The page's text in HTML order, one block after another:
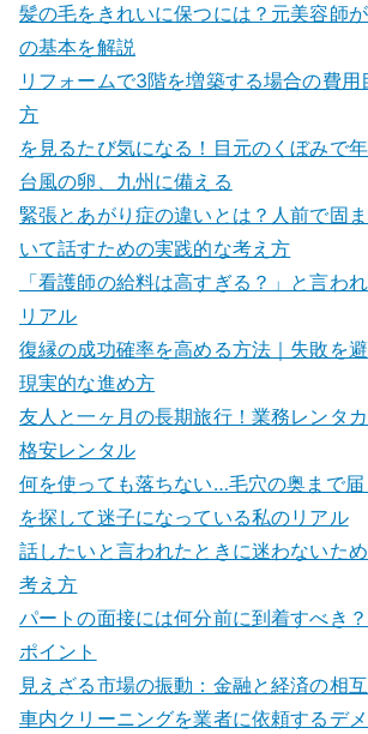
髪の毛をきれいに保つには？元美容師
の基本を解説
リフォームで3階を増築する場合の費用
方
を見るたび気になる！目元のくぼみで
台風の卵、九州に備える
緊張とあがり症の違いとは？人前で固
いて話すための実践的な考え方
「看護師の給料は高すぎる？」と言わ
リアル
復縁の成功確率を高める方法｜失敗を
現実的な進め方
友人と一ヶ月の長期旅行！業務レンタ
格安レンタル
何を使っても落ちない…毛穴の奥まで
を探して迷子になっている私のリアル
話したいと言われたときに迷わないた
考え方
パートの面接には何分前に到着すべき
ポイント
見えざる市場の振動：金融と経済の相
車内クリーニングを業者に依頼するデ